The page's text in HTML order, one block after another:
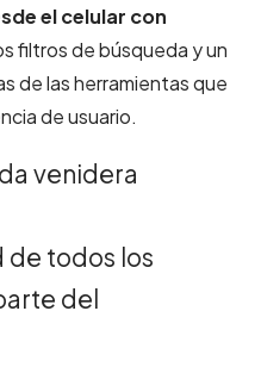
el celular con
filtros de búsqueda y un
de las herramientas que
de usuario.
venidera
de todos los
del